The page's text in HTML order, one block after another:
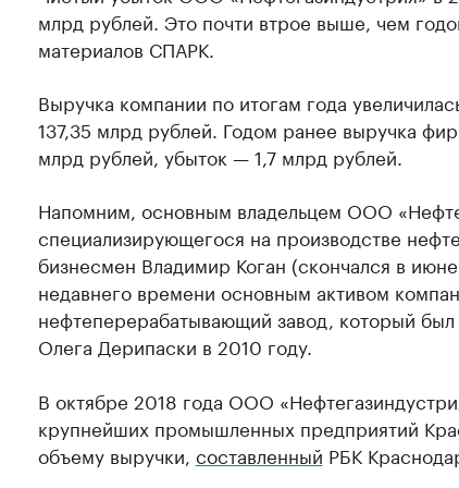
млрд рублей. Это почти втрое выше, чем
материалов СПАРК.
Выручка компании по итогам года
137,35 млрд рублей. Годом ранее выручка
млрд рублей, убыток — 1,7 млрд рублей.
Напомним, основным владельцем ООО
специализирующегося на производстве
бизнесмен Владимир Коган (скончался в
недавнего времени основным активом
нефтеперерабатывающий завод, который был
Олега Дерипаски в 2010 году.
В октябре 2018 года ООО
крупнейших промышленных предприятий
объему выручки, составленный РБК